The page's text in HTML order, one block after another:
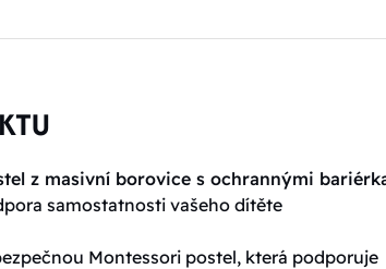
z masivní borovice s ochrannými
samostatnosti vašeho dítěte
Montessori postel, která podporuje